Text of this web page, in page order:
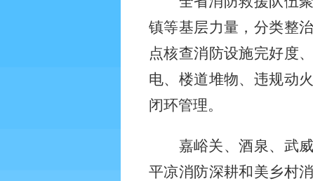
镇等基层力量，分类整
点核查消防设施完好度
电、楼道堆物、违规动
闭环管理。
嘉峪关、酒泉、武
平凉消防深耕和美乡村